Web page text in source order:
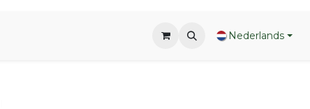
Nederlands